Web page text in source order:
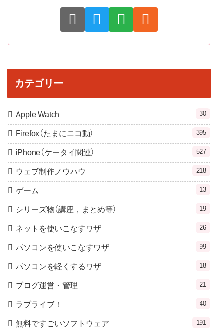
カテゴリー
Apple Watch 30
Firefox（たまにニコ動） 395
iPhone（ケータイ関連） 527
ウェブ制作ノウハウ 218
ゲーム 13
シリーズ物（講座，まとめ等） 19
ネットを使いこなすワザ 26
パソコンを使いこなすワザ 99
パソコンを軽くするワザ 18
ブログ運営・管理 21
ラブライブ！ 40
無料ですごいソフトウェア 191